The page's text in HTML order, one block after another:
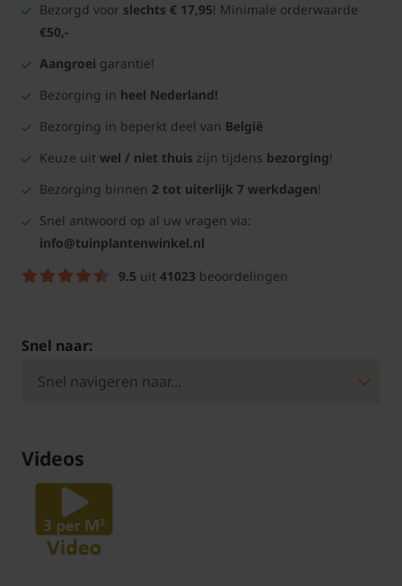
Bezorgd voor slechts € 17,95! Minimale orderwaarde
€50,-
Aangroei garantie!
Bezorging in heel Nederland!
Bezorging in beperkt deel van België
Keuze uit wel / niet thuis zijn tijdens bezorging!
Bezorging binnen 2 tot uiterlijk 7 werkdagen!
Snel antwoord op al uw vragen via:
info@tuinplantenwinkel.nl
9.5 uit 41023 beoordelingen
Snel naar:
Videos